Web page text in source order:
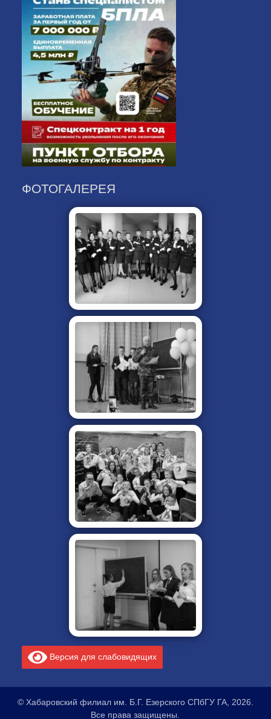
ФОТОГАЛЕРЕЯ
Версия для слабовидящих
© Хабаровский филиал им. Б.Г. Езерского СПбГУ ГА, 2026.
Все права защищены.